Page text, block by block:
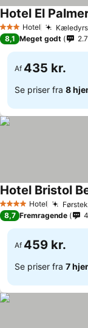
3 StjernerHotel
Hotel El
8,1 Meget godt
Af 435 kr.
Se priser fra 8
4 StjernerHotel
Hotel Bristol
8,7 Fremragende
Af 459 kr.
Se priser fra 7